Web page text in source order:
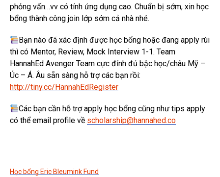
phỏng vấn…vv có tính ứng dụng cao. Chuẩn bị sớm, xin học
bổng thành công join lớp sớm cả nhà nhé.
Bạn nào đã xác định được học bổng hoặc đang apply rùi
thì có Mentor, Review, Mock Interview 1-1. Team
HannahEd Avenger Team cực đỉnh đủ bậc học/châu Mỹ –
Úc – Á. Âu sẵn sàng hỗ trợ các bạn rồi:
http://tiny.cc/HannahEdRegister
Các bạn cần hỗ trợ apply học bổng cũng như tips apply
có thể email profile về scholarship@hannahed.co
Học bổng Eric Bleumink Fund